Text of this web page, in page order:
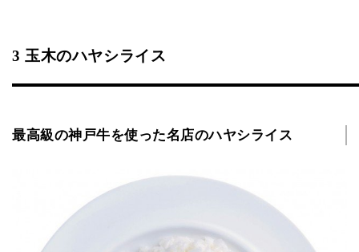
3 玉木のハヤシライス
最高級の神戸牛を使った名店のハヤシライス